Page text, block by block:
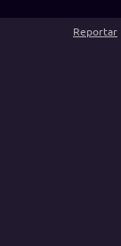
Reportar